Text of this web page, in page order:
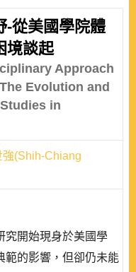
-從美國學院體
境談起
Approach
Evolution and
in
強(Shih-Chiang
究開始現身於美國學
範的影響，但卻仍未能